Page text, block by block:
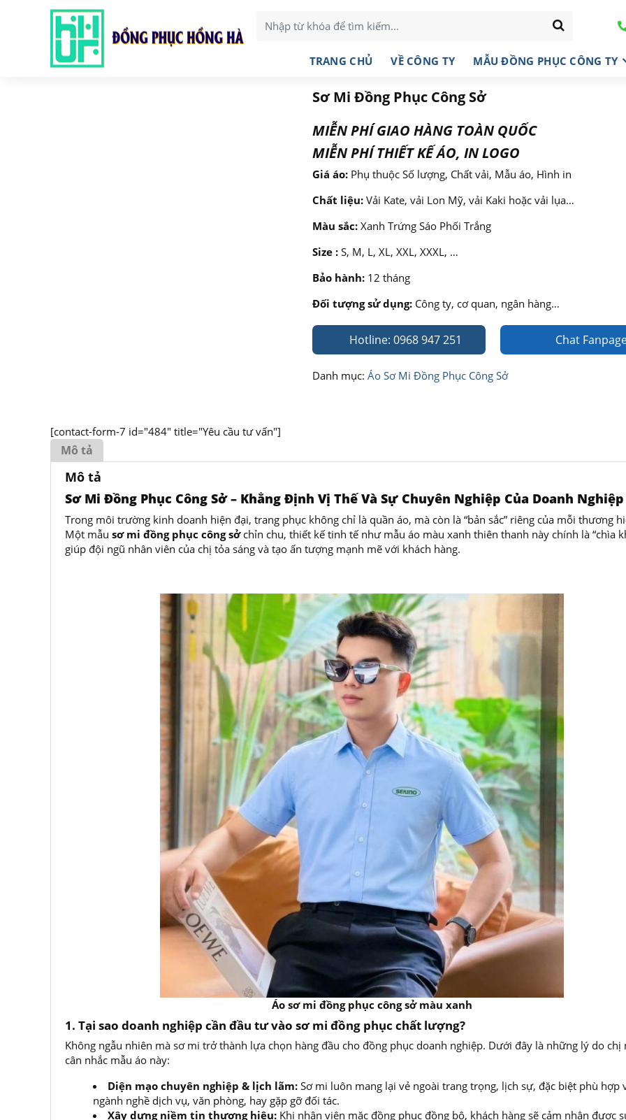
TRANG CHỦ VỀ CÔNG TY MẪU ĐỒNG PHỤC CÔNG TY
[contact-form-7 id="484" title="Yêu cầu tư vấn"]
Sơ Mi Đồng Phục Công Sở
MIỄN PHÍ GIAO HÀNG TOÀN QUỐC
MIỄN PHÍ THIẾT KẾ ÁO, IN LOGO
Giá áo:Phụ thuộc Số lượng, Chất vải, Mẫu áo, Hình in
Chất liệu:Vải Kate, vải Lon Mỹ, vải Kaki hoặc vải lụa…
Màu sắc:Xanh Trứng Sáo Phối Trắng
Size :S, M, L, XL, XXL, XXXL, …
Bảo hành:12 tháng
Đối tượng sử dụng:Công ty, cơ quan, ngân hàng…
Hotline: 0968 947 251 Chat
Danh mục: Áo Sơ Mi Đồng Phục Công Sở
Mô tả
Mô tả
Sơ Mi Đồng Phục Công Sở – Khẳng Định Vị Thế Và Sự Chuyên Nghiệp Của Doanh Nghiệp
Trong môi trường kinh doanh hiện đại, trang phục không chỉ là quần áo, mà còn là “bản sắc” riêng của mỗi thương
Một mẫu sơ mi đồng phục công sởchỉn chu, thiết kế tinh tế như mẫu áo màu xanh thiên thanh này chính là “chìa
giúp đội ngũ nhân viên của chị tỏa sáng và tạo ấn tượng mạnh mẽ với khách hàng.
Áo sơ mi đồng phục công sở màu xanh
1. Tại sao doanh nghiệp cần đầu tư vào sơ mi đồng phục chất lượng?
Không ngẫu nhiên mà sơ mi trở thành lựa chọn hàng đầu cho đồng phục doanh nghiệp. Dưới đây là những lý do chị
cân nhắc mẫu áo này:
Diện mạo chuyên nghiệp & lịch lãm: Sơ mi luôn mang lại vẻ ngoài trang trọng, lịch sự, đặc biệt phù hợp
ngành nghề dịch vụ, văn phòng, hay gặp gỡ đối tác.
Xây dựng niềm tin thương hiệu: Khi nhân viên mặc đồng phục đồng bộ, khách hàng sẽ cảm nhận được